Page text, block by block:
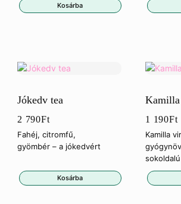
Kosárba
Jókedv tea
2 790Ft
Fahéj, citromfű,
gyömbér – a jókedvért
Kosárba
Kamilla
1 190Ft
Kamilla